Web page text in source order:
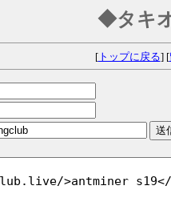
◆タキ
[トップに戻る] [